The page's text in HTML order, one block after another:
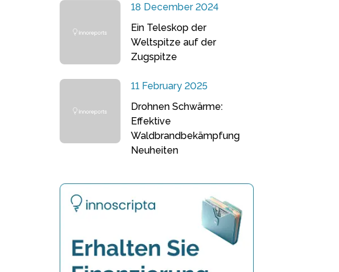
18 December 2024
Ein Teleskop der
Weltspitze auf der
Zugspitze
11 February 2025
Drohnen Schwärme:
Effektive
Waldbrandbekämpfung
Neuheiten